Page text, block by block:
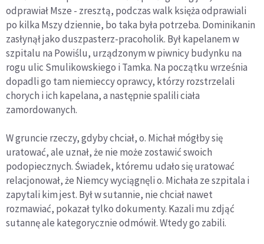
odprawiał Msze - zresztą, podczas walk księża odprawiali
po kilka Mszy dziennie, bo taka była potrzeba. Dominikanin
zasłynął jako duszpasterz-pracoholik. Był kapelanem w
szpitalu na Powiślu, urządzonym w piwnicy budynku na
rogu ulic Smulikowskiego i Tamka. Na początku września
dopadli go tam niemieccy oprawcy, którzy rozstrzelali
chorych i ich kapelana, a następnie spalili ciała
zamordowanych.
W gruncie rzeczy, gdyby chciał, o. Michał mógłby się
uratować, ale uznał, że nie może zostawić swoich
podopiecznych. Świadek, któremu udało się uratować
relacjonował, że Niemcy wyciągnęli o. Michała ze szpitala i
zapytali kim jest. Był w sutannie, nie chciał nawet
rozmawiać, pokazał tylko dokumenty. Kazali mu zdjąć
sutannę ale kategorycznie odmówił. Wtedy go zabili.